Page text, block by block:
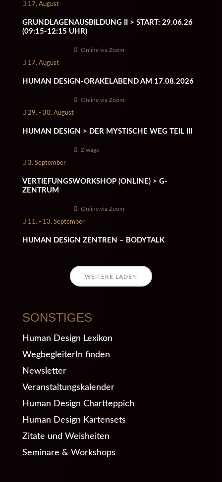
17. August
GRUNDLAGENAUSBILDUNG II > START: 29.06.26
(09:15-12:15 UHR)
Online via Zoom
17. August
HUMAN DESIGN-ORAKELABEND AM 17.08.2026
Online via Zoom
29. - 30. August
HUMAN DESIGN > DER MYSTISCHE WEG TEIL III
Ziwago
3. September
VERTIEFUNGSWORKSHOP (ONLINE) > G-
ZENTRUM
Online via Zoom
11. - 13. September
HUMAN DESIGN ZENTREN – BODYTALK
WEITERE LADEN
SONSTIGES
Human Design Lexikon
WegbegleiterIn finden
Newsletter
Veranstaltungskalender
Human Design Chartteppich
Human Design Kartensets
Zitate und Weisheiten
Seminare & Workshops